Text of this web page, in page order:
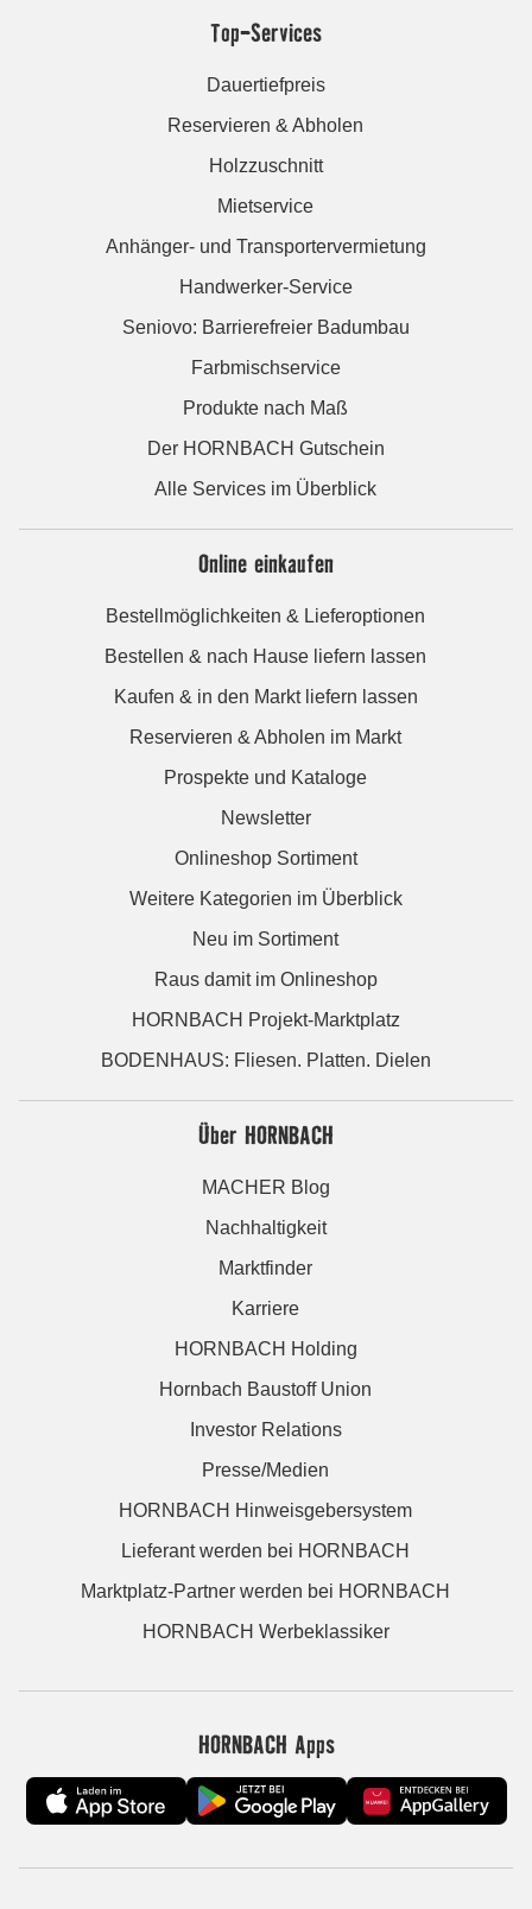
Top-Services
Dauertiefpreis
Reservieren & Abholen
Holzzuschnitt
Mietservice
Anhänger- und Transportervermietung
Handwerker-Service
Seniovo: Barrierefreier Badumbau
Farbmischservice
Produkte nach Maß
Der HORNBACH Gutschein
Alle Services im Überblick
Online einkaufen
Bestellmöglichkeiten & Lieferoptionen
Bestellen & nach Hause liefern lassen
Kaufen & in den Markt liefern lassen
Reservieren & Abholen im Markt
Prospekte und Kataloge
Newsletter
Onlineshop Sortiment
Weitere Kategorien im Überblick
Neu im Sortiment
Raus damit im Onlineshop
HORNBACH Projekt-Marktplatz
BODENHAUS: Fliesen. Platten. Dielen
Über HORNBACH
MACHER Blog
Nachhaltigkeit
Marktfinder
Karriere
HORNBACH Holding
Hornbach Baustoff Union
Investor Relations
Presse/Medien
HORNBACH Hinweisgebersystem
Lieferant werden bei HORNBACH
Marktplatz-Partner werden bei HORNBACH
HORNBACH Werbeklassiker
HORNBACH Apps